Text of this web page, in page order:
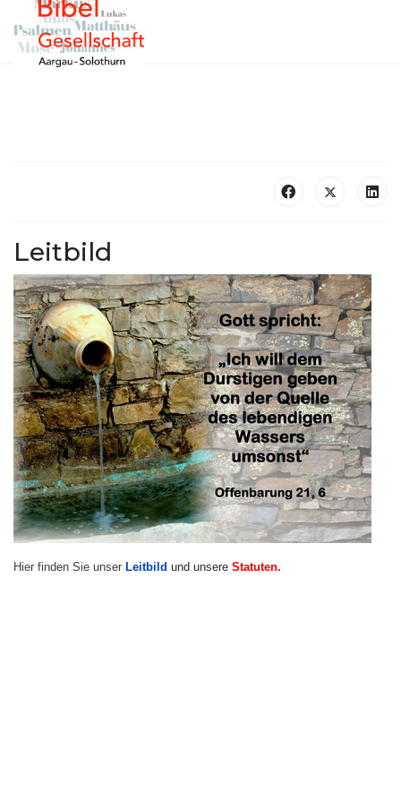
Leitbild
Hier finden Sie unser Leitbild und unsere Statuten.